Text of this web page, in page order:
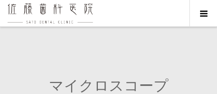
マイクロスコープ